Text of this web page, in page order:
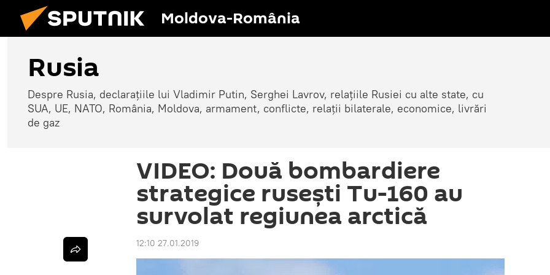
Moldova-România
Rusia
Despre Rusia, declarațiile lui Vladimir Putin, Serghei Lavrov, relațiile Rusiei cu alte state, cu
SUA, UE, NATO, România, Moldova, armament, conflicte, relații bilaterale, economice, livrări
de gaz
VIDEO: Două bombardiere
strategice ruseşti Tu-160 au
survolat regiunea arctică
12:10 27.01.2019